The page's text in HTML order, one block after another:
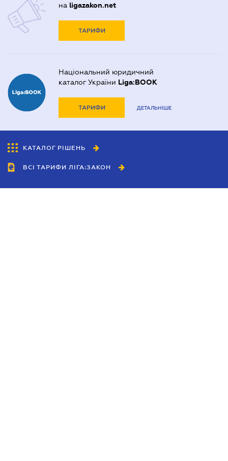
на ligazakon.net
ТАРИФИ
Національний юридичний
каталог України Liga:BOOK
ТАРИФИ ДЕТАЛЬНІШЕ
КАТАЛОГ РІШЕНЬ
ВСІ ТАРИФИ ЛІГА:ЗАКОН